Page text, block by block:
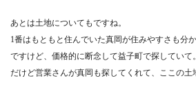
あとは土地についてもですね。
1番はもともと住んでいた真岡が住みやすさも分
ですけど、価格的に断念して益子町で探していて。
だけど営業さんが真岡も探してくれて、ここの土